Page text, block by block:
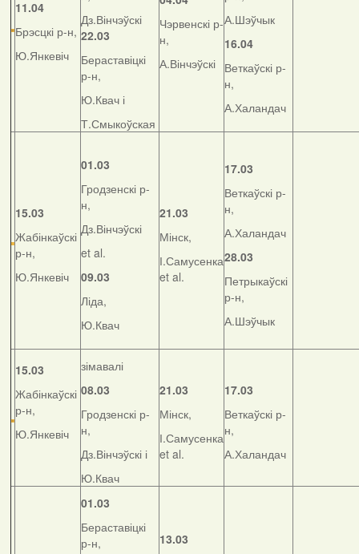
11.04
Брэсцкі р-н,
Ю.Янкевіч
Дз.Вінчэўскі
22.03
Бераставіцкі
р-н,
Ю.Квач і
Т.Смыкоўская
Чэрвенскі р-
н,
А.Вінчэўскі
А.Шэўчык
16.04
Веткаўскі р-
н,
А.Халандач
15.03
Жабінкаўскі
р-н,
Ю.Янкевіч
01.03
Гродзенскі р-
н,
Дз.Вінчэўскі
et al.
09.03
Ліда,
Ю.Квач
21.03
Мінск,
І.Самусенка
et al.
17.03
Веткаўскі р-
н,
А.Халандач
28.03
Петрыкаўскі
р-н,
А.Шэўчык
15.03
Жабінкаўскі
р-н,
Ю.Янкевіч
зімавалі
08.03
Гродзенскі р-
н,
Дз.Вінчэўскі і
Ю.Квач
21.03
Мінск,
І.Самусенка
et al.
17.03
Веткаўскі р-
н,
А.Халандач
01.03
Бераставіцкі
р-н,
13.03